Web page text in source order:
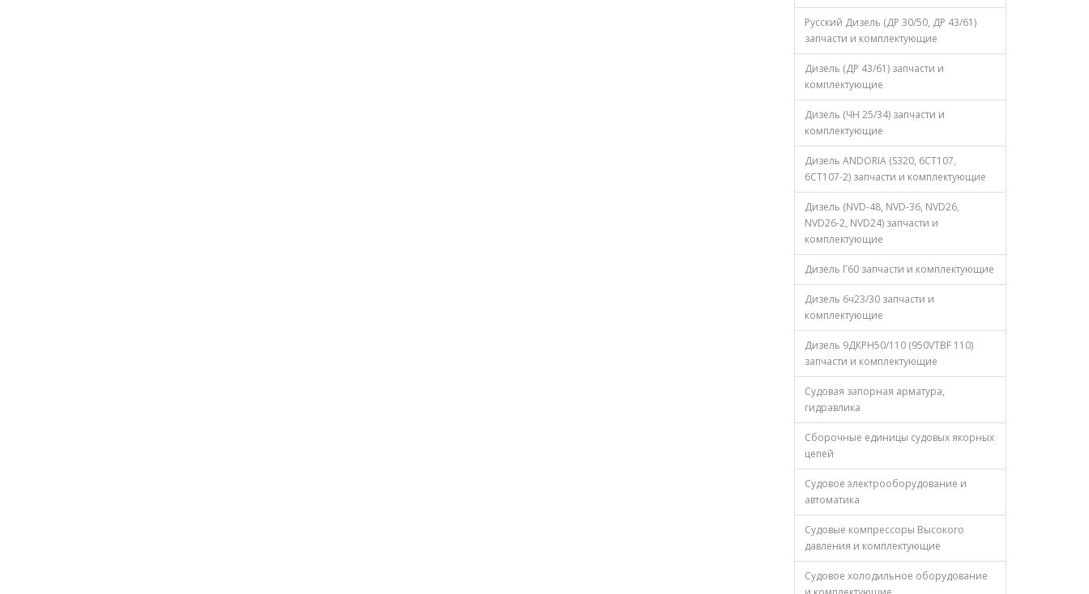
Русский Дизель (ДР 30/50, ДР 43/61)
запчасти и комплектующие
Дизель (ДР 43/61) запчасти и
комплектующие
Дизель (ЧН 25/34) запчасти и
комплектующие
Дизель ANDORIA (S320, 6CT107,
6CT107-2) запчасти и комплектующие
Дизель (NVD-48, NVD-36, NVD26,
NVD26-2, NVD24) запчасти и
комплектующие
Дизель Г60 запчасти и комплектующие
Дизель 6ч23/30 запчасти и
комплектующие
Дизель 9ДКРН50/110 (950VTBF 110)
запчасти и комплектующие
Судовая запорная арматура,
гидравлика
Сборочные единицы судовых якорных
цепей
Судовое электрооборудование и
автоматика
Судовые компрессоры Высокого
давления и комплектующие
Судовое холодильное оборудование